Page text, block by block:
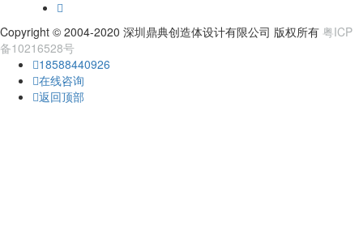
Copyright © 2004-2020 深圳鼎典创造体设计有限公司 版权所有 粤ICP
备10216528号
18588440926
在线咨询
返回顶部